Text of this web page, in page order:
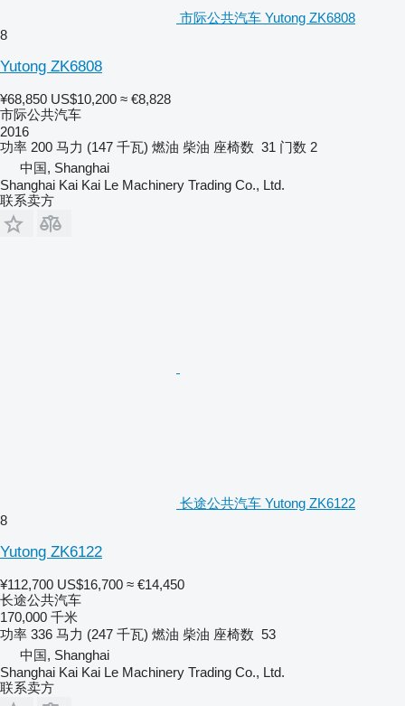
市际公共汽车 Yutong ZK6808
8
Yutong ZK6808
¥68,850 US$10,200 ≈ €8,828
市际公共汽车
2016
功率 200 马力 (147 千瓦) 燃油 柴油 座椅数 31 门数 2
中国, Shanghai
Shanghai Kai Kai Le Machinery Trading Co., Ltd.
联系卖方
长途公共汽车 Yutong ZK6122
8
Yutong ZK6122
¥112,700 US$16,700 ≈ €14,450
长途公共汽车
170,000 千米
功率 336 马力 (247 千瓦) 燃油 柴油 座椅数 53
中国, Shanghai
Shanghai Kai Kai Le Machinery Trading Co., Ltd.
联系卖方